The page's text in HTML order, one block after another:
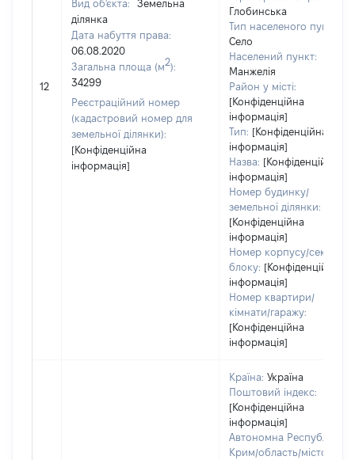
12
Вид об'єкта:
Земельна
ділянка
Дата набуття права:
06.08.2020
Загальна площа (м2):
34299
Реєстраційний номер
(кадастровий номер для
земельної ділянки):
[Конфіденційна
інформація]
Глобинська
Тип населеного пункту:
Село
Населений пункт:
Манжелія
Район у місті:
[Конфіденційна
інформація]
Тип: [Конфіденційна
інформація]
Назва: [Конфіденційна
інформація]
Номер будинку/
земельної ділянки:
[Конфіденційна
інформація]
Номер корпусу/секції/
блоку: [Конфіденційна
інформація]
Номер квартири/
кімнати/гаражу:
[Конфіденційна
інформація]
Країна: Україна
Поштовий індекс:
[Конфіденційна
інформація]
Автономна Республіка
Крим/область/місто зі